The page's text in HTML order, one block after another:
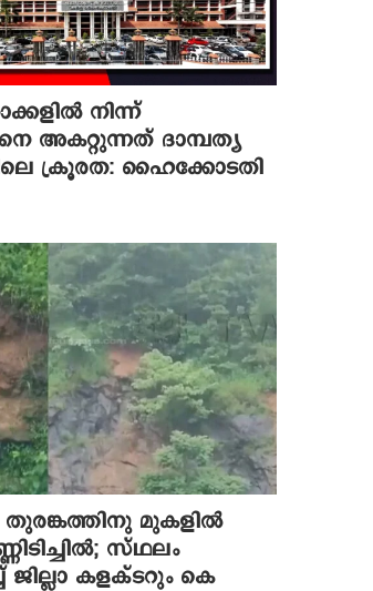
നിന്ന്
അകറ്റുന്നത് ദാമ്പത്യ
ക്രൂരത: ഹൈക്കോടതി
മുകളില്‍
സ്ഥലം
ജില്ലാ കളക്ടറും കെ